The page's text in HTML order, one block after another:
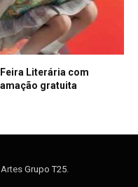
Literária com
gratuita
Grupo T25.